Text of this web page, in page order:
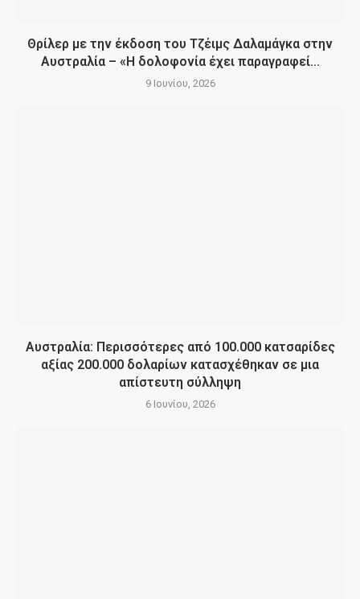
Θρίλερ με την έκδοση του Τζέιμς Δαλαμάγκα στην
Αυστραλία – «Η δολοφονία έχει παραγραφεί...
9 Ιουνίου, 2026
Αυστραλία: Περισσότερες από 100.000 κατσαρίδες
αξίας 200.000 δολαρίων κατασχέθηκαν σε μια
απίστευτη σύλληψη
6 Ιουνίου, 2026